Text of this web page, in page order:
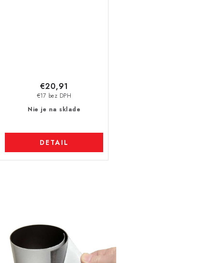
Nie je na sklade
€17 bez DPH
€20,91
DETAIL
d